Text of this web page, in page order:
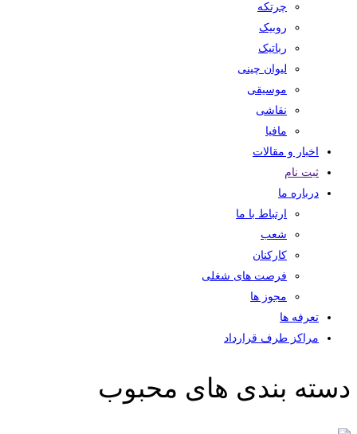
چرتکه
روبیک
رباتیک
لیوان چینی
موسیقی
نقاشی
مافیا
اخبار و مقالات
ثبت نام
درباره ما
ارتباط با ما
شعب
کارکنان
فرصت های شغلی
مجوز ها
تعرفه ها
مراکز طرف قرارداد
دسته بندی های محبوب